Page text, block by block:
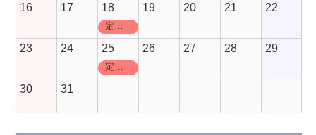
16 17 18 19 20 21 22
23 24 25 26 27 28 29
30 31